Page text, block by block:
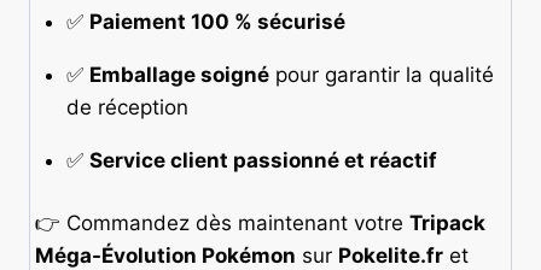
✅ Paiement 100 % sécurisé
✅ Emballage soignépour garantir la qualité
de réception
✅ Service client passionné et réactif
👉 Commandez dès maintenant votre Tripack
Méga-Évolution Pokémon sur Pokelite.fr et